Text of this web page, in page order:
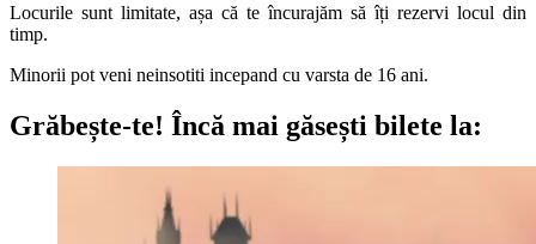
Locurile sunt limitate, așa că te încurajăm să îți rezervi locul din
timp.
Minorii pot veni neinsotiti incepand cu varsta de 16 ani.
Grăbește-te! Încă mai găsești bilete la: